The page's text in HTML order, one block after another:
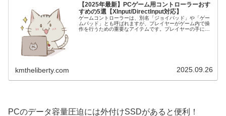
【2025年最新】PCゲーム用コントローラーおす
すめの5選【XInput/DirectInput対応】
ゲームコントローラーは、別名「ジョイパッド」や「ゲー
ムパッド」とも呼ばれますが、プレイヤーがゲーム内で操
作を行うための重要なアイテムです。プレイヤーの手によ
kmtheliberty.com 2025.09.26
PCのデータ容量圧迫には外付けSSDがあると便利！